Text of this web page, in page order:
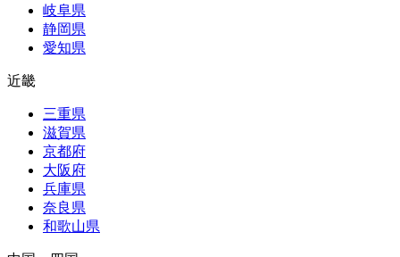
岐阜県
静岡県
愛知県
近畿
三重県
滋賀県
京都府
大阪府
兵庫県
奈良県
和歌山県